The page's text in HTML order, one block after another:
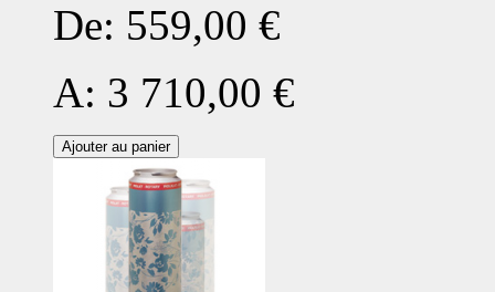
De: 559,00 €
A: 3 710,00 €
Ajouter au panier